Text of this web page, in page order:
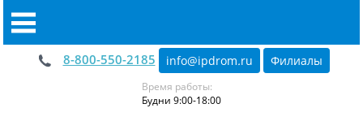
8-800-550-2185 info@ipdrom.ru Филиалы
Время работы:
Будни 9:00-18:00